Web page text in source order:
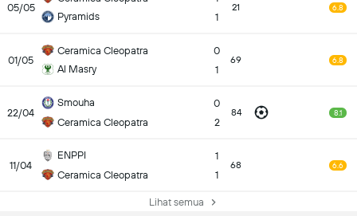
05/05
Pyramids
1
21 6.8
01/05
Ceramica Cleopatra
Al Masry
0
1
69 6.8
22/04
Smouha
Ceramica Cleopatra
0
2
84 8.1
11/04
ENPPI
Ceramica Cleopatra
1
1
68 6.6
Lihat semua